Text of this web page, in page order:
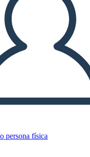
persona física